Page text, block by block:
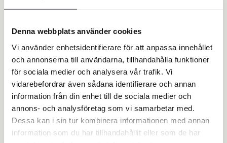
Denna webbplats använder cookies
Vi använder enhetsidentifierare för att anpassa innehållet
och annonserna till användarna, tillhandahålla funktioner
för sociala medier och analysera vår trafik. Vi
vidarebefordrar även sådana identifierare och annan
information från din enhet till de sociala medier och
annons- och analysföretag som vi samarbetar med.
Dessa kan i sin tur kombinera informationen med annan
information som du har tillhandahållit eller som de har
Gjutjärnkroppen gör batterisatsen robust och hållbar.
Tack vare sin kompakthet, tillförlitlighet och enkla
installation används batteri-kit-
dieselöverföringssatsen i alla de fall där dosering eller
överföring av diesel under säkra förhållanden för
konstruktion, marina eller jordbruksmaskiner krävs.
Vikten, pumpens lilla storlek och handtaget på kroppen
är alla viktiga funktioner som gör batterisatsen enkel
att hantera och användbar i alla arbetsmiljöer.